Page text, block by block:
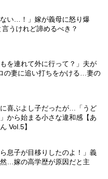
ない…！」嫁が義母に怒り爆
うけれど諦めるべき？
を連れて外に行って？」夫が
の妻に追い打ちをかける…妻の
喜ぶよし子だったが…「うど
から始まる小さな違和感【あ
Vol.5】
息子が目移りしたのよ！」義
…嫁の高学歴が原因だと主